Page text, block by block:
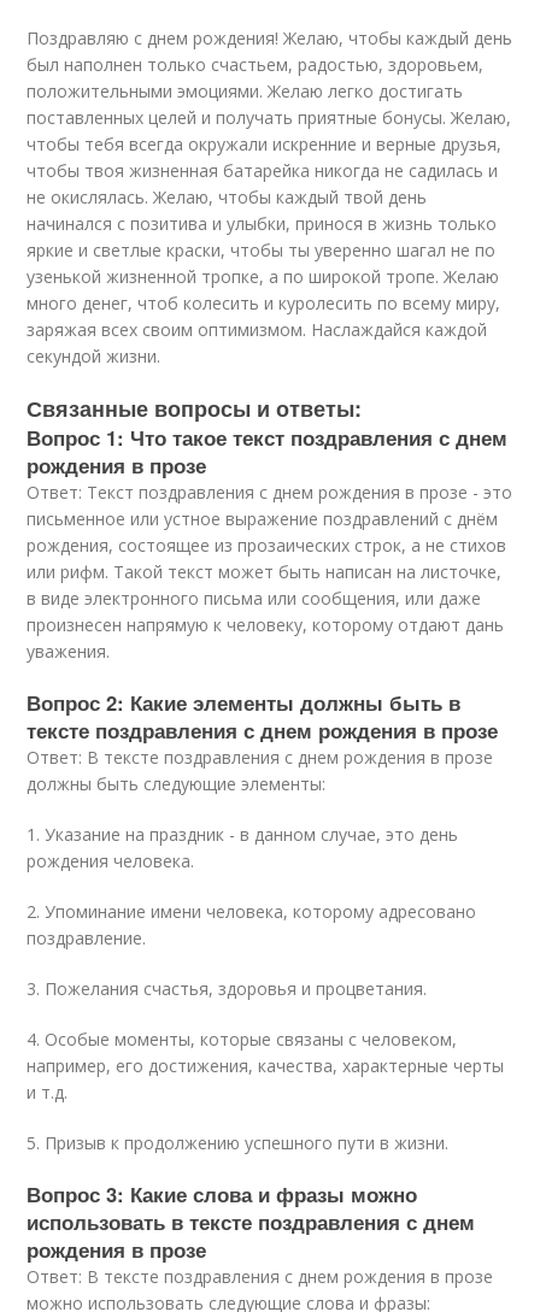
Поздравляю с днем рождения! Желаю, чтобы каждый день
был наполнен только счастьем, радостью, здоровьем,
положительными эмоциями. Желаю легко достигать
поставленных целей и получать приятные бонусы. Желаю,
чтобы тебя всегда окружали искренние и верные друзья,
чтобы твоя жизненная батарейка никогда не садилась и
не окислялась. Желаю, чтобы каждый твой день
начинался с позитива и улыбки, принося в жизнь только
яркие и светлые краски, чтобы ты уверенно шагал не по
узенькой жизненной тропке, а по широкой тропе. Желаю
много денег, чтоб колесить и куролесить по всему миру,
заряжая всех своим оптимизмом. Наслаждайся каждой
секундой жизни.
Связанные вопросы и ответы:
Вопрос 1: Что такое текст поздравления с днем
рождения в прозе
Ответ: Текст поздравления с днем рождения в прозе - это
письменное или устное выражение поздравлений с днём
рождения, состоящее из прозаических строк, а не стихов
или рифм. Такой текст может быть написан на листочке,
в виде электронного письма или сообщения, или даже
произнесен напрямую к человеку, которому отдают дань
уважения.
Вопрос 2: Какие элементы должны быть в
тексте поздравления с днем рождения в прозе
Ответ: В тексте поздравления с днем рождения в прозе
должны быть следующие элементы:
1. Указание на праздник - в данном случае, это день
рождения человека.
2. Упоминание имени человека, которому адресовано
поздравление.
3. Пожелания счастья, здоровья и процветания.
4. Особые моменты, которые связаны с человеком,
например, его достижения, качества, характерные черты
и т.д.
5. Призыв к продолжению успешного пути в жизни.
Вопрос 3: Какие слова и фразы можно
использовать в тексте поздравления с днем
рождения в прозе
Ответ: В тексте поздравления с днем рождения в прозе
можно использовать следующие слова и фразы: